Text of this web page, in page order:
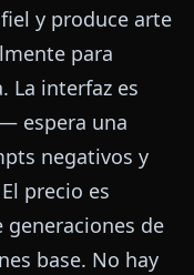
y produce arte
para
La interfaz es
espera una
negativos y
precio es
de
base. No hay